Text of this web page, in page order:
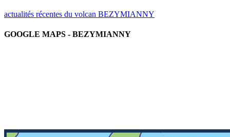
actualités récentes du volcan BEZYMIANNY
GOOGLE MAPS - BEZYMIANNY